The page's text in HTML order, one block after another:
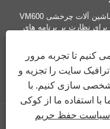
VM600 یک سیستم نظارت و نظارت بر لرزش ماشین آلات چرخشی
برای نظارت بر برنامه های
مانند ماشین های کامل و
کنیم تا تجربه مرور
سایت را تجزیه و
شخصی سازی کنیم. با
با استفاده ما از کوکی
سیاست حفظ حریم